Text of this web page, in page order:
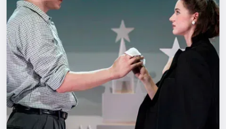
Спорт
События
Города
Площадки
Артисты